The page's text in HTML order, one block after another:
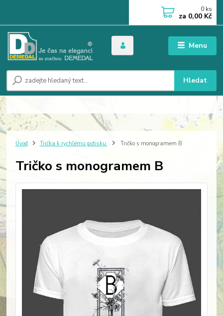
Menu
Hledat
0 ks
za 0,00 Kč
Úvod Trička k rychlému potisku Tričko s monogramem B
Tričko s monogramem B